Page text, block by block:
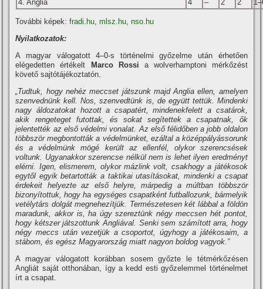
4. Anglia 4 – 2 2
További képek:fradi.hu ,mlsz.hu ,nso.hu
Nyilatkozatok:
A magyar válogatott 4–0-s történelmi győzelme után érhetően
elégedetten értékelt Marco Rossi a wolverhamptoni mérkőzést
követő sajtótájékoztatón.
„Tudtuk, hogy nehéz meccset játszunk majd Anglia ellen, amelyen
szenvednünk kell. Nos, szenvedtünk is, de együtt tettük. Mindenki
nagy áldozatokat hozott a csapatért, mindenekfelett a csatárok,
akik rengeteget futottak, és sokat segítettek a csapatnak, ők
jelentették az első védelmi vonalat. Az első félidőben a jobb oldalon
többször megbontották a védelmünket, ezáltal a középpályássorunk
és a védelmünk mögé került az ellenfél, olykor szerencsések
voltunk. Ugyanakkor szerencse nélkül nem is lehet ilyen eredményt
elérni. Igen, elismerem, olykor mázlink volt, csakhogy a játékosok
egytől egyik betartották a taktikai utasításokat, mindenki a csapat
érdekeit helyezte az első helyre, márpedig a múltban többször
bizonyítottuk, hogy ha egységes csapatként futballozunk, bármelyik
vetélytárs dolgát megnehezítjük. Természetesen két lábbal a földön
maradunk, akkor is, ha úgy szereztünk négy meccsen hét pontot,
hogy kétszer játszottunk Angliával. Senki sem számított arra, hogy
négy meccs után vezetjük a csoportot, úgyhogy a játékosaim, a
stábom, és egész Magyarország miatt nagyon boldog vagyok.”
A magyar válogatott korábban sosem győzte le tétmérkőzésen
Angliát saját otthonában, így a kedd esti győzelemmel történelmet
írt a csapat.